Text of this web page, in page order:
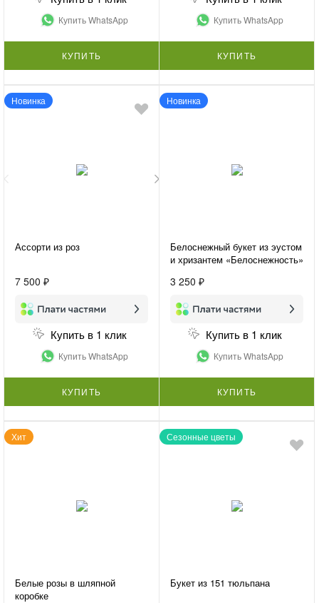
Купить WhatsApp
КУПИТЬ
Купить WhatsApp
КУПИТЬ
Новинка
Ассорти из роз
7 500 ₽
Купить в 1 клик
Купить WhatsApp
КУПИТЬ
Новинка
Белоснежный букет из эустом
и хризантем «Белоснежность»
3 250 ₽
Купить в 1 клик
Купить WhatsApp
КУПИТЬ
Хит
Белые розы в шляпной
коробке
Сезонные цветы
Букет из 151 тюльпана